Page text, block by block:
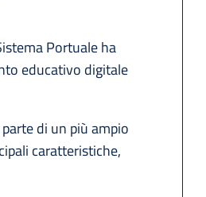
Portuale ha
educativo digitale
di un più ampio
caratteristiche,